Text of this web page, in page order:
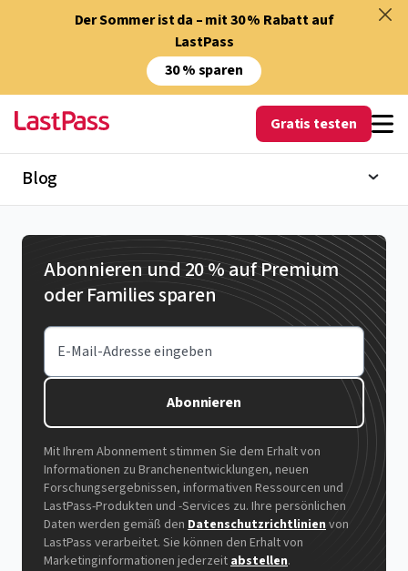
Der Sommer ist da – mit 30 % Rabatt auf
LastPass
30 % sparen
Gratis testen
Blog
Abonnieren und 20 % auf Premium
oder Families sparen
E-Mail-Adresse eingeben
Abonnieren
Mit Ihrem Abonnement stimmen Sie dem Erhalt von
Informationen zu Branchenentwicklungen, neuen
Forschungsergebnissen, informativen Ressourcen und
LastPass-Produkten und -Services zu. Ihre persönlichen
Daten werden gemäß den Datenschutzrichtlinienvon
LastPass verarbeitet. Sie können den Erhalt von
Marketinginformationen jederzeitabstellen.